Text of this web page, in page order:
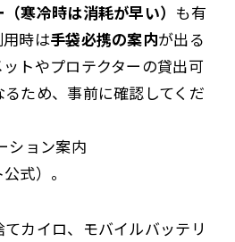
寒冷時は消耗が早い） も有
時は手袋必携の案内が出る
トやプロテクターの貸出可
ため、事前に確認してくだ
ション案内
式）。
カイロ、モバイルバッテリ